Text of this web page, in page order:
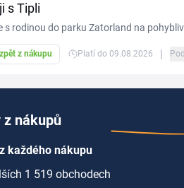
s Tipli
s rodinou do parku Zatorland na
přes odkaz na Tipli a získáte část
z nákupu Platí do 09.08.2026 |
nákupů
každého nákupu
1 519 obchodech